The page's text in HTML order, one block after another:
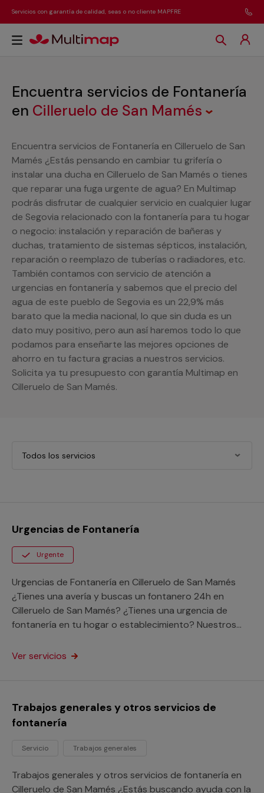
Servicios con garantía de calidad, seas o no cliente MAPFRE
Encuentra servicios de Fontanería
en Cilleruelo de San Mamés
Encuentra servicios de Fontanería en Cilleruelo de San
Mamés ¿Estás pensando en cambiar tu grifería o
instalar una ducha en Cilleruelo de San Mamés o tienes
que reparar una fuga urgente de agua? En Multimap
podrás disfrutar de cualquier servicio en cualquier lugar
de Segovia relacionado con la fontanería para tu hogar
o negocio: instalación y reparación de bañeras y
duchas, tratamiento de sistemas sépticos, instalación,
reparación o reemplazo de tuberías o radiadores, etc.
También contamos con servicio de atención a
urgencias en fontanería y sabemos que el precio del
agua de este pueblo de Segovia es un 22,9% más
barato que la media nacional, lo que sin duda es un
dato muy positivo, pero aun así haremos todo lo que
podamos para enseñarte las mejores opciones de
ahorro en tu factura gracias a nuestros servicios.
Solicita ya tu presupuesto con garantía Multimap en
Cilleruelo de San Mamés.
Todos los servicios
Urgencias de Fontanería
Urgente
Urgencias de Fontanería en Cilleruelo de San Mamés
¿Tienes una avería y buscas un fontanero 24h en
Cilleruelo de San Mamés? ¿Tienes una urgencia de
fontanería en tu hogar o establecimiento? Nuestros
de San Mamés se desplazarán a tu dirección para
importar donde vivas y acaba con tu avería con
nuestra garantía Multimap.
Ver servicios
Trabajos generales y otros servicios de
fontanería
Servicio Trabajos generales
Trabajos generales y otros servicios de fontanería en
Cilleruelo de San Mamés ¿Estás buscando ayuda con la